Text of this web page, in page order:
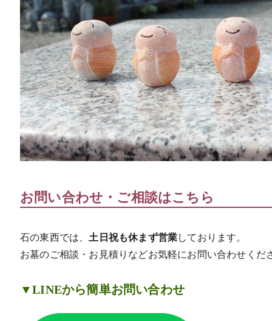
お問い合わせ・ご相談はこちら
石の東西では、 土日祝も休まず営業しております。
お墓のご相談・お見積りなどお気軽にお問い合わせくだ
▼LINEから簡単お問い合わせ